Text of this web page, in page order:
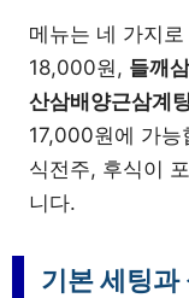
메뉴는 네 가지
18,000원, 들깨
산삼배양근삼계
17,000원에 가능
식전주, 후식이
니다.
기본 세팅과